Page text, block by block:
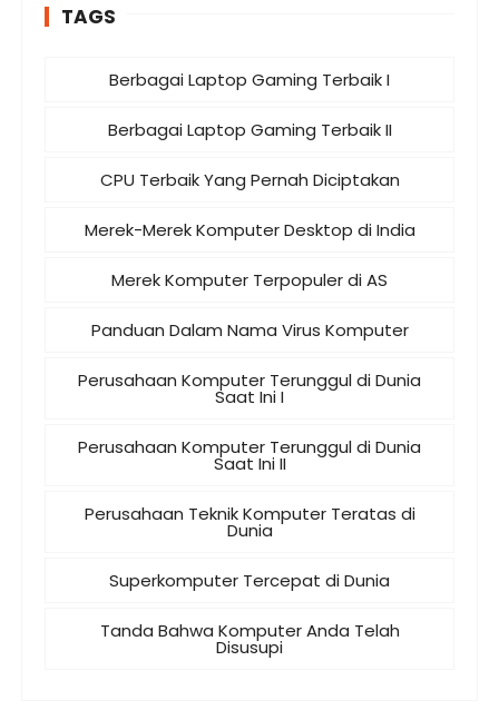
TAGS
Berbagai Laptop Gaming Terbaik I
Berbagai Laptop Gaming Terbaik II
CPU Terbaik Yang Pernah Diciptakan
Merek-Merek Komputer Desktop di India
Merek Komputer Terpopuler di AS
Panduan Dalam Nama Virus Komputer
Perusahaan Komputer Terunggul di Dunia
Saat Ini I
Perusahaan Komputer Terunggul di Dunia
Saat Ini II
Perusahaan Teknik Komputer Teratas di
Dunia
Superkomputer Tercepat di Dunia
Tanda Bahwa Komputer Anda Telah
Disusupi